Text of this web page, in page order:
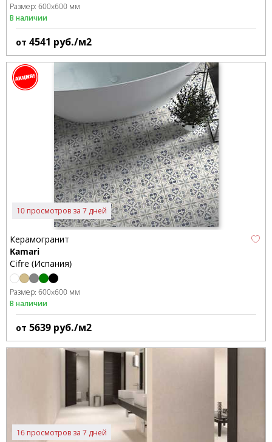
Размер: 600x600 мм
В наличии
от 4541 руб./м2
10 просмотров за 7 дней
Керамогранит
Kamari
Cifre (Испания)
Размер: 600x600 мм
В наличии
от 5639 руб./м2
16 просмотров за 7 дней